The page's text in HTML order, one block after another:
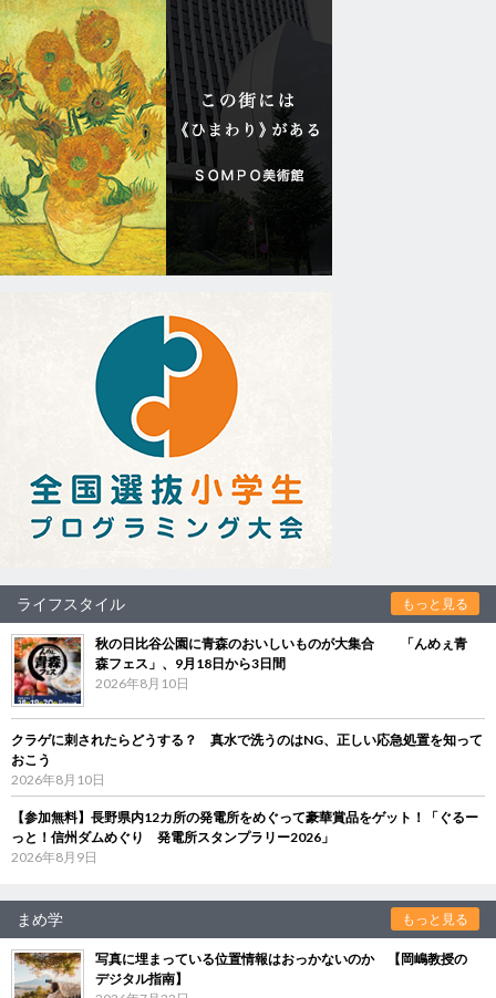
ライフスタイル もっと見る
秋の日比谷公園に青森のおいしいものが大集合 「んめぇ青
森フェス」、9月18日から3日間
2026年8月10日
クラゲに刺されたらどうする？ 真水で洗うのはNG、正しい応急処置を知って
おこう
2026年8月10日
【参加無料】長野県内12カ所の発電所をめぐって豪華賞品をゲット！「ぐるー
っと！信州ダムめぐり 発電所スタンプラリー2026」
2026年8月9日
まめ学 もっと見る
写真に埋まっている位置情報はおっかないのか 【岡嶋教授の
デジタル指南】